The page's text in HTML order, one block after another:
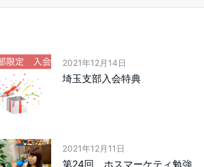
2021年12月14日
埼玉支部入会特典
2021年12月11日
第24回 ホスマーケティ勉強